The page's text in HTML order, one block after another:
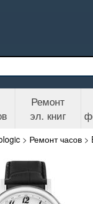
Ремонт
эл. книг
> Ремонт часов >